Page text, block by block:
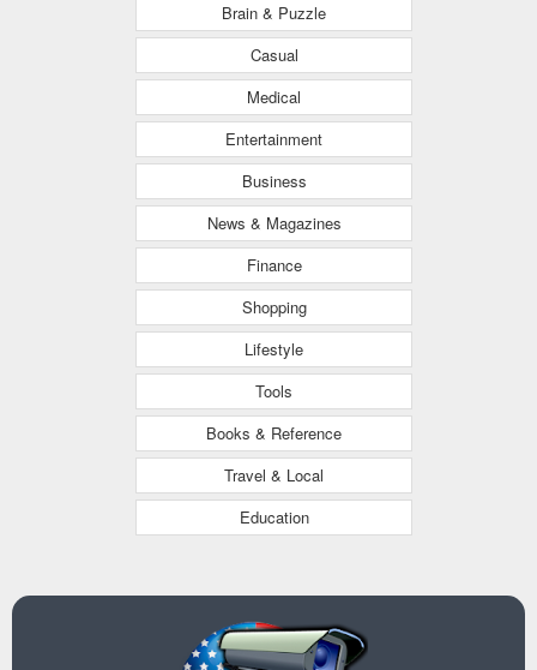
Brain & Puzzle
Casual
Medical
Entertainment
Business
News & Magazines
Finance
Shopping
Lifestyle
Tools
Books & Reference
Travel & Local
Education